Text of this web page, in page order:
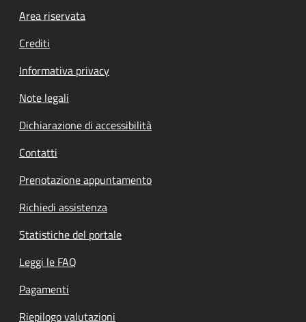
Footer menu
Area riservata
Crediti
Informativa privacy
Note legali
Dichiarazione di accessibilità
Contatti
Prenotazione appuntamento
Richiedi assistenza
Statistiche del portale
Leggi le FAQ
Pagamenti
Riepilogo valutazioni